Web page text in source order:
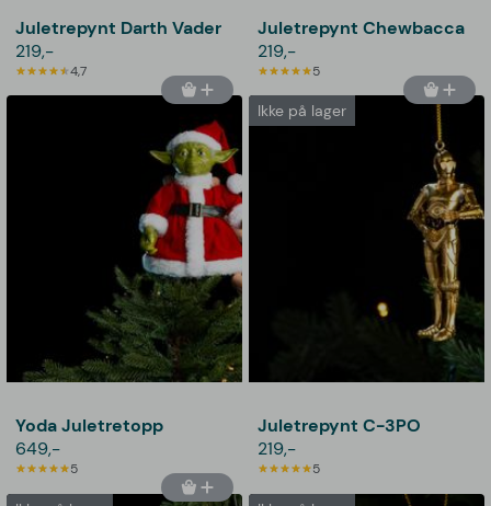
Juletrepynt Darth Vader
219,-
4,7
Juletrepynt Chewbacca
219,-
5
Yoda Juletretopp
649,-
5
Ikke på lager
Juletrepynt C-3PO
219,-
5